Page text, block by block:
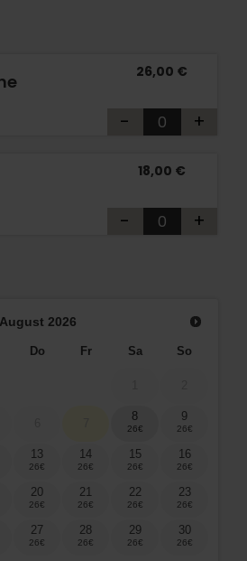
26,00 €
- +
18,00 €
- +
August 2026
Do Fr Sa So
8 9
13 14 15 16
20 21 22 23
27 28 29 30